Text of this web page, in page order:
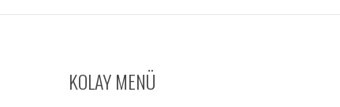
KOLAY MENÜ